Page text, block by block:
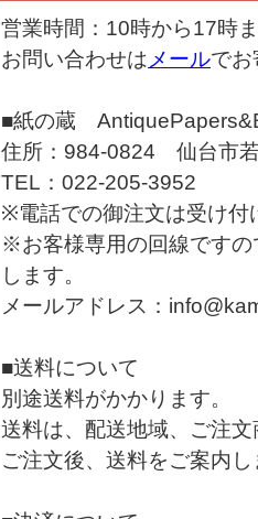
営業時間：10時から17時
お問い合わせは メールでお
■紙の蔵
住所：984-0824 仙台市
TEL：022-205-3952
※電話での御注文は受け付
※お客様専用の回線ですの
します。
メールアドレス：
■送料について
別途送料がかかります。
送料は、配送地域、ご注
ご注文後、送料をご案内